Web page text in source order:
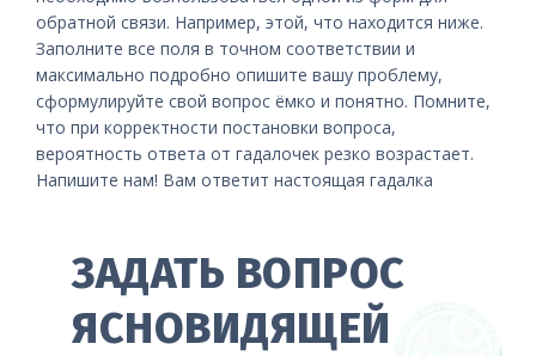
обратной связи. Например, этой, что находится ниже.
Заполните все поля в точном соответствии и
максимально подробно опишите вашу проблему,
сформулируйте свой вопрос ёмко и понятно. Помните,
что при корректности постановки вопроса,
вероятность ответа от гадалочек резко возрастает.
Напишите нам! Вам ответит настоящая гадалка
ЗАДАТЬ ВОПРОС
ЯСНОВИДЯЩЕЙ